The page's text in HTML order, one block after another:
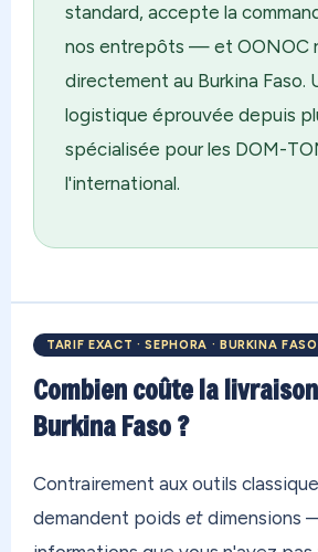
standard, accepte la
nos entrepôts — et OONOC
directement au Burkina Faso.
logistique éprouvée depuis
spécialisée pour les DOM-
l'international.
TARIF EXACT · SEPHORA · BURKINA FASO
Combien coûte la
Burkina Faso ?
Contrairement aux outils
demandent poids et dimensions